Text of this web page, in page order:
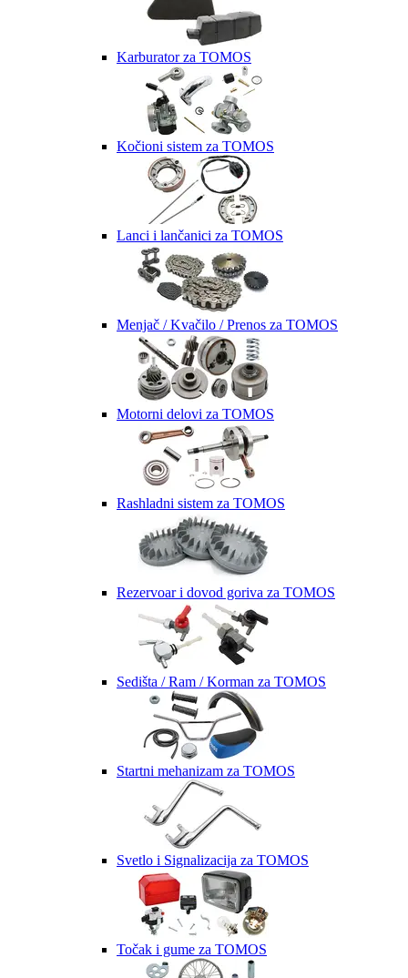
Karburator za TOMOS
Kočioni sistem za TOMOS
Lanci i lančanici za TOMOS
Menjač / Kvačilo / Prenos za TOMOS
Motorni delovi za TOMOS
Rashladni sistem za TOMOS
Rezervoar i dovod goriva za TOMOS
Sedišta / Ram / Korman za TOMOS
Startni mehanizam za TOMOS
Svetlo i Signalizacija za TOMOS
Točak i gume za TOMOS